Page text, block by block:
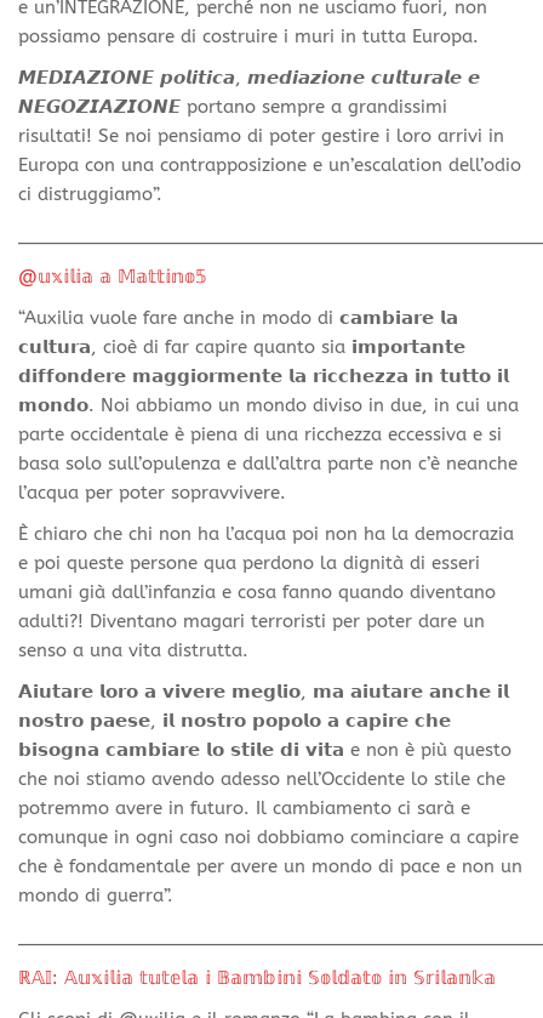
e un’INTEGRAZIONE, perché non ne usciamo fuori, non
possiamo pensare di costruire i muri in tutta Europa.
𝙈𝙀𝘿𝙄𝘼𝙕𝙄𝙊𝙉𝙀 𝙥𝙤𝙡𝙞𝙩𝙞𝙘𝙖, 𝙢𝙚𝙙𝙞𝙖𝙯𝙞𝙤𝙣𝙚 𝙘𝙪𝙡𝙩𝙪𝙧𝙖𝙡𝙚 𝙚
𝙉𝙀𝙂𝙊𝙕𝙄𝘼𝙕𝙄𝙊𝙉𝙀 portano sempre a grandissimi
risultati! Se noi pensiamo di poter gestire i loro arrivi in
Europa con una contrapposizione e un’escalation dell’odio
ci distruggiamo”.
@𝕦𝕩𝕚𝕝𝕚𝕒 𝕒 𝕄𝕒𝕥𝕥𝕚𝕟𝕠𝟝
“Auxilia vuole fare anche in modo di 𝗰𝗮𝗺𝗯𝗶𝗮𝗿𝗲 𝗹𝗮
𝗰𝘂𝗹𝘁𝘂𝗿𝗮, cioè di far capire quanto sia 𝗶𝗺𝗽𝗼𝗿𝘁𝗮𝗻𝘁𝗲
𝗱𝗶𝗳𝗳𝗼𝗻𝗱𝗲𝗿𝗲 𝗺𝗮𝗴𝗴𝗶𝗼𝗿𝗺𝗲𝗻𝘁𝗲 𝗹𝗮 𝗿𝗶𝗰𝗰𝗵𝗲𝘇𝘇𝗮 𝗶𝗻 𝘁𝘂𝘁𝘁𝗼 𝗶𝗹
𝗺𝗼𝗻𝗱𝗼. Noi abbiamo un mondo diviso in due, in cui una
parte occidentale è piena di una ricchezza eccessiva e si
basa solo sull’opulenza e dall’altra parte non c’è neanche
l’acqua per poter sopravvivere.
È chiaro che chi non ha l’acqua poi non ha la democrazia
e poi queste persone qua perdono la dignità di esseri
umani già dall’infanzia e cosa fanno quando diventano
adulti?! Diventano magari terroristi per poter dare un
senso a una vita distrutta.
𝗔𝗶𝘂𝘁𝗮𝗿𝗲 𝗹𝗼𝗿𝗼 𝗮 𝘃𝗶𝘃𝗲𝗿𝗲 𝗺𝗲𝗴𝗹𝗶𝗼, 𝗺𝗮 𝗮𝗶𝘂𝘁𝗮𝗿𝗲 𝗮𝗻𝗰𝗵𝗲 𝗶𝗹
𝗻𝗼𝘀𝘁𝗿𝗼 𝗽𝗮𝗲𝘀𝗲, 𝗶𝗹 𝗻𝗼𝘀𝘁𝗿𝗼 𝗽𝗼𝗽𝗼𝗹𝗼 𝗮 𝗰𝗮𝗽𝗶𝗿𝗲 𝗰𝗵𝗲
𝗯𝗶𝘀𝗼𝗴𝗻𝗮 𝗰𝗮𝗺𝗯𝗶𝗮𝗿𝗲 𝗹𝗼 𝘀𝘁𝗶𝗹𝗲 𝗱𝗶 𝘃𝗶𝘁𝗮 e non è più questo
che noi stiamo avendo adesso nell’Occidente lo stile che
potremmo avere in futuro. Il cambiamento ci sarà e
comunque in ogni caso noi dobbiamo cominciare a capire
che è fondamentale per avere un mondo di pace e non un
mondo di guerra”.
ℝ𝔸𝕀: 𝔸𝕦𝕩𝕚𝕝𝕚𝕒 𝕥𝕦𝕥𝕖𝕝𝕒 𝕚 𝔹𝕒𝕞𝕓𝕚𝕟𝕚 𝕊𝕠𝕝𝕕𝕒𝕥𝕠 𝕚𝕟 𝕊𝕣𝕚𝕝𝕒𝕟𝕜𝕒